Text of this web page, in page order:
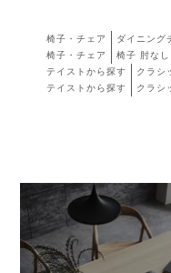
椅子・チェア ダイニング
椅子・チェア
椅子 肘なし
テイストから探す
クラシ
テイストから探す
クラシ